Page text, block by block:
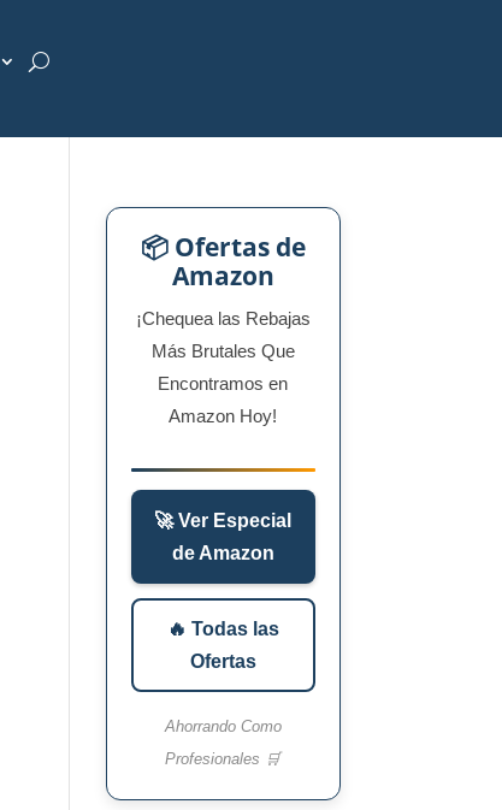
📦 Ofertas de
Amazon
¡Chequea las Rebajas
Más Brutales Que
Encontramos en
Amazon Hoy!
🚀 Ver Especial
de Amazon
🔥 Todas las
Ofertas
Ahorrando Como
Profesionales 🛒